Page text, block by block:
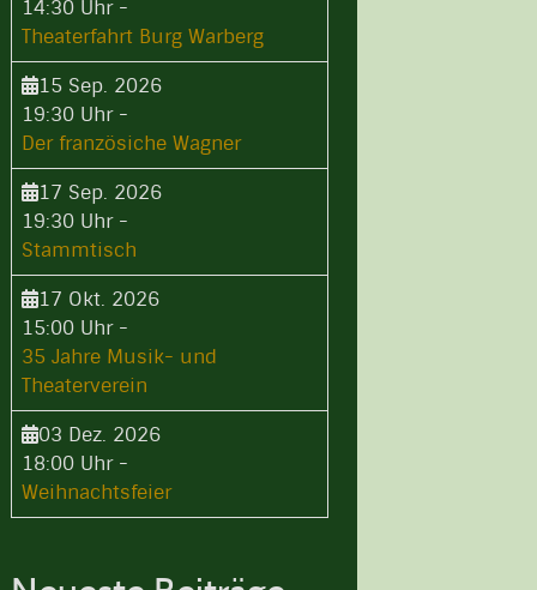
14:30 Uhr-
Theaterfahrt Burg Warberg
15 Sep. 2026
19:30 Uhr-
Der französiche Wagner
17 Sep. 2026
19:30 Uhr-
Stammtisch
17 Okt. 2026
15:00 Uhr-
35 Jahre Musik- und
Theaterverein
03 Dez. 2026
18:00 Uhr-
Weihnachtsfeier